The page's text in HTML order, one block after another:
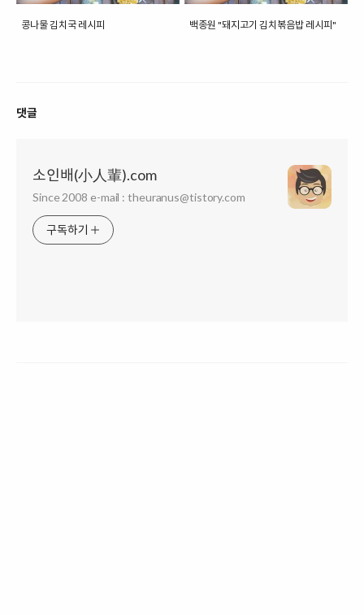
콩나물 김치국 레시피 백종원 "돼지고기 김치볶음밥 레시피"
댓글
소인배(小人輩).com
Since 2008 e-mail : theuranus@tistory.com
구독하기